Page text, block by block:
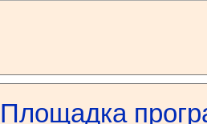
Площадка